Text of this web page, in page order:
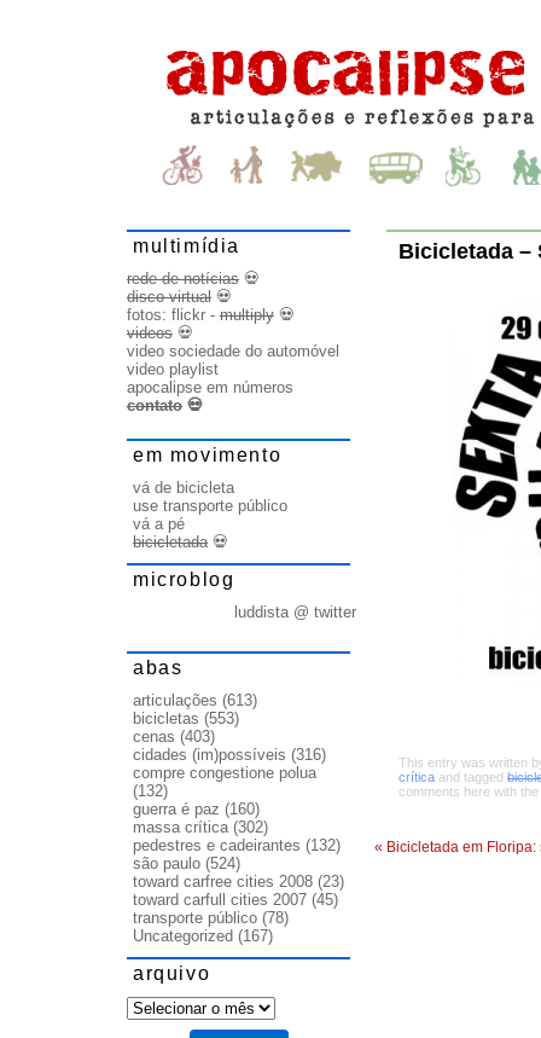
Bicicletada –
This entry was written
crítica and tagged
comments here with the
« Bicicletada em Floripa:
multimídia
rede de notícias 💀
disco virtual 💀
fotos: flickr - multiply 💀
videos 💀
video sociedade do automóvel
video playlist
apocalipse em números
contato 💀
em movimento
vá de bicicleta
use transporte público
vá a pé
bicicletada💀
microblog
luddista @ twitter
abas
articulações (613)
bicicletas (553)
cenas (403)
cidades (im)possíveis (316)
compre congestione polua
(132)
guerra é paz (160)
massa crítica(302)
pedestres e cadeirantes (132)
são paulo (524)
toward carfree cities 2008 (23)
toward carfull cities 2007 (45)
transporte público (78)
Uncategorized (167)
arquivo
arquivo